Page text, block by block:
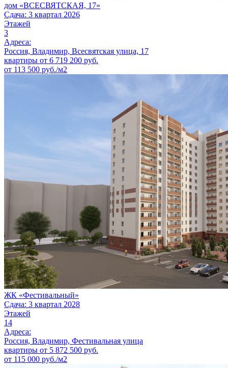
дом «ВСЕСВЯТСКАЯ, 17»
Сдача: 3 квартал 2026
Этажей
3
Адреса:
Россия, Владимир, Всесвятская улица, 17
квартиры от 6 719 200 руб.
от 113 500 руб./м2
ЖК «Фестивальный»
Сдача: 3 квартал 2028
Этажей
14
Адреса:
Россия, Владимир, Фестивальная улица
квартиры от 5 872 500 руб.
от 115 000 руб./м2